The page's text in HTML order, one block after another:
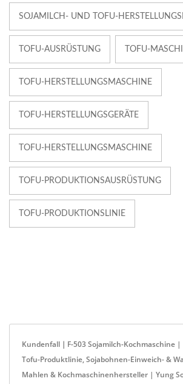
SOJAMILCH- UND TOFU-
TOFU-AUSRÜSTUNG TOFU-
TOFU-HERSTELLUNGSMASCHINE
TOFU-HERSTELLUNGSGERÄTE
TOFU-HERSTELLUNGSMASCHINE
TOFU-PRODUKTIONSAUSRÜSTUNG
TOFU-PRODUKTIONSLINIE
Kundenfall｜F-503 Sojamilch-Kochmaschine
Tofu-Produktlinie, Sojabohnen-Einweich- &
Mahlen & Kochmaschinenhersteller | Yung